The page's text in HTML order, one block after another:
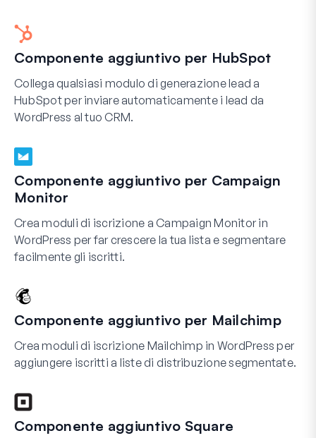
Componente aggiuntivo per HubSpot
Collega qualsiasi modulo di generazione lead a
HubSpot per inviare automaticamente i lead da
WordPress al tuo CRM.
Componente aggiuntivo per Campaign
Monitor
Crea moduli di iscrizione a Campaign Monitor in
WordPress per far crescere la tua lista e segmentare
facilmente gli iscritti.
Componente aggiuntivo per Mailchimp
Crea moduli di iscrizione Mailchimp in WordPress per
aggiungere iscritti a liste di distribuzione segmentate.
Componente aggiuntivo Square